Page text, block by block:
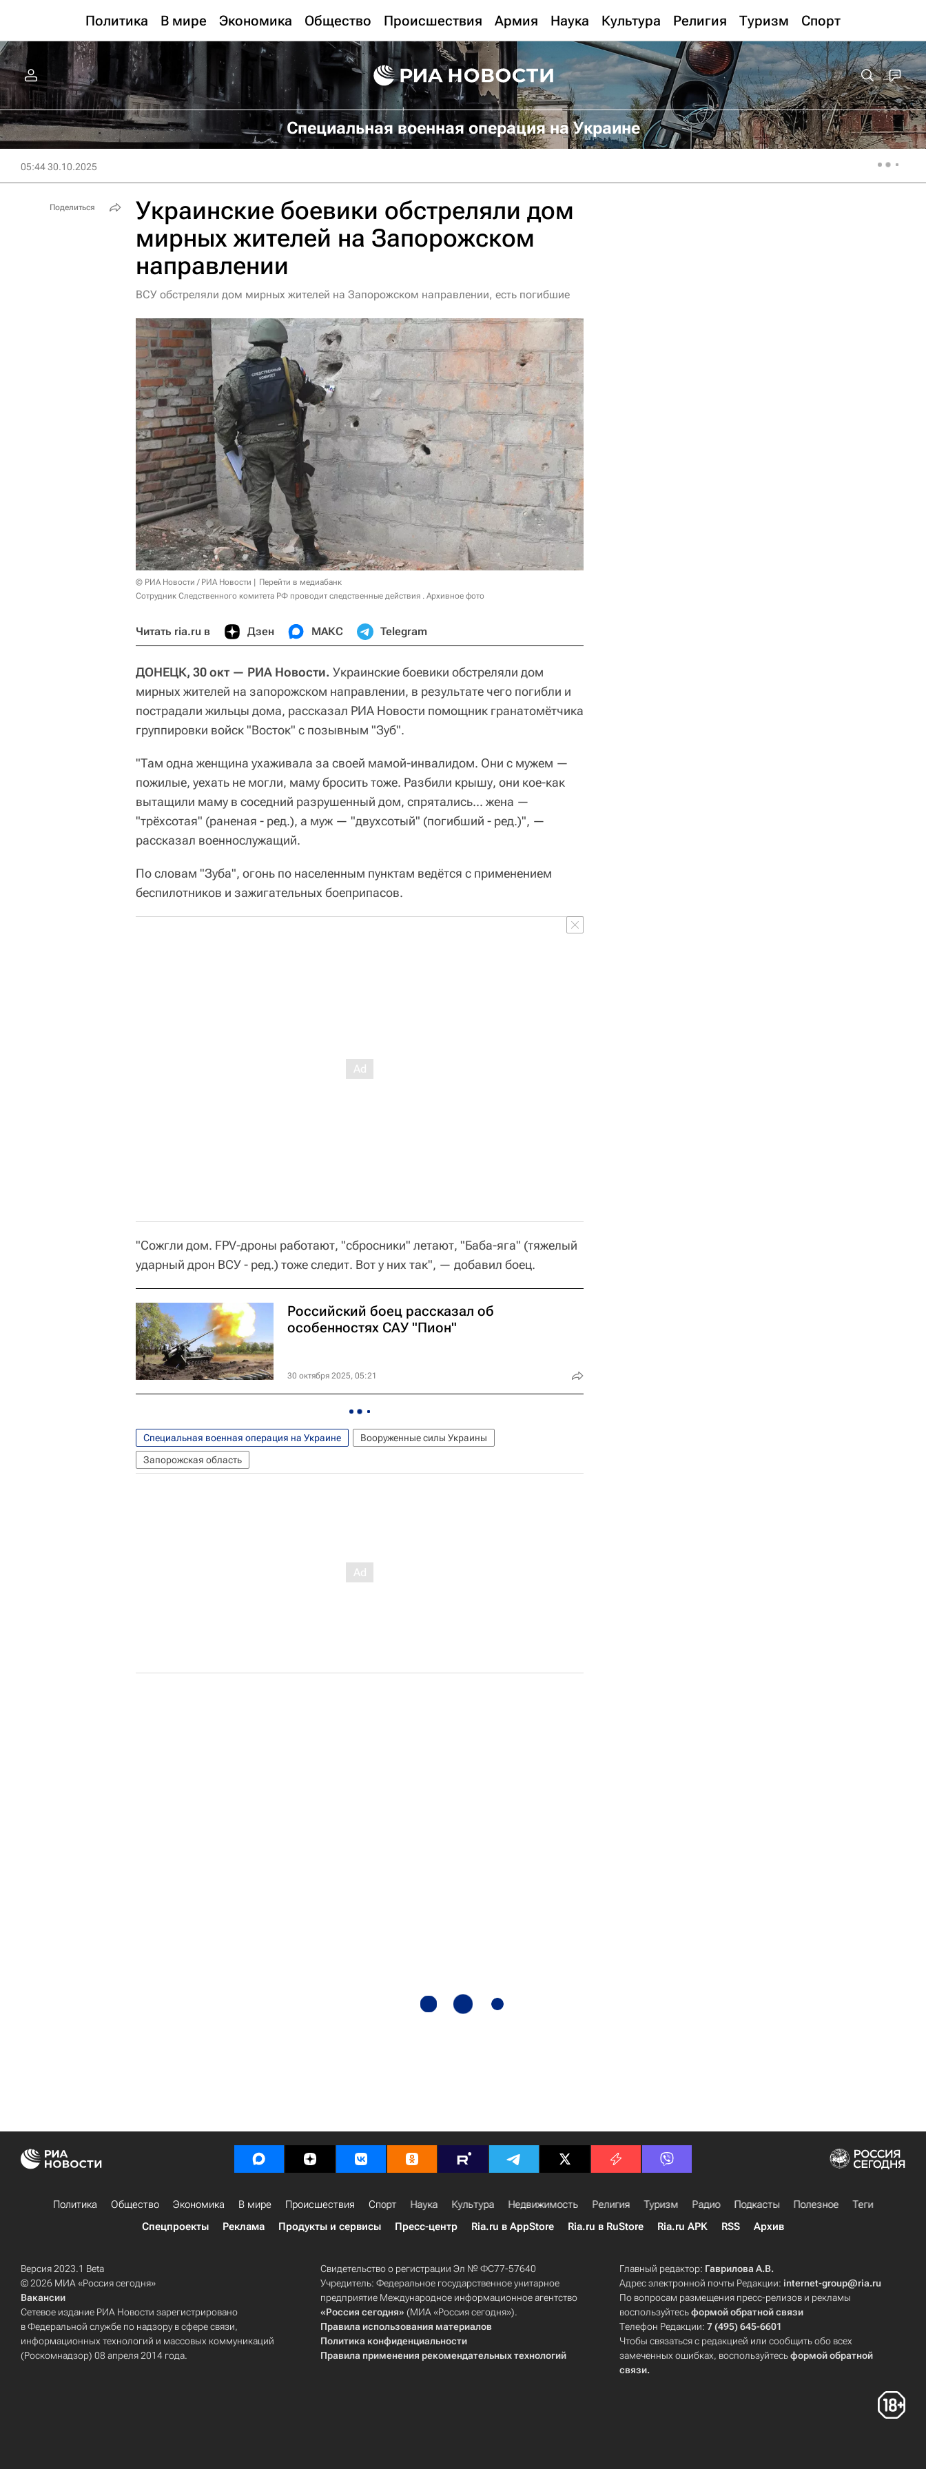
Политика В мире Экономика Общество Происшествия Армия Наука Культура Религия Туризм Спорт
Специальная военная операция на Украине
05:44 30.10.2025
Украинские боевики обстреляли дом
мирных жителей на Запорожском
направлении
ВСУ обстреляли дом мирных жителей на Запорожском направлении, есть погибшие
© РИА Новости / РИА Новости
Перейти в медиабанк
Сотрудник Следственного комитета РФ проводит следственные действия . Архивное фото
Читать ria.ru в Дзен МАКС Telegram
ДОНЕЦК, 30 окт — РИА Новости. Украинские боевики обстреляли дом
мирных жителей на запорожском направлении, в результате чего погибли и
пострадали жильцы дома, рассказал РИА Новости помощник гранатомётчика
группировки войск "Восток" с позывным "Зуб".
"Там одна женщина ухаживала за своей мамой-инвалидом. Они с мужем —
пожилые, уехать не могли, маму бросить тоже. Разбили крышу, они кое-как
вытащили маму в соседний разрушенный дом, спрятались... жена —
"трёхсотая" (раненая - ред.), а муж — "двухсотый" (погибший - ред.)", —
рассказал военнослужащий.
По словам "Зуба", огонь по населенным пунктам ведётся с применением
беспилотников и зажигательных боеприпасов.
"Сожгли дом. FPV-дроны работают, "сбросники" летают, "Баба-яга" (тяжелый
ударный дрон ВСУ - ред.) тоже следит. Вот у них так", — добавил боец.
Российский боец рассказал об
особенностях САУ "Пион"
30 октября 2025, 05:21
Специальная военная операция на Украине
Вооруженные силы Украины
Запорожская область
Поделиться
Политика Общество Экономика В мире Происшествия Спорт Наука Культура Недвижимость Религия Туризм Радио Подкасты Полезное
Теги
Спецпроекты
Реклама Продукты и сервисы Пресс-центр Ria.ru в AppStore Ria.ru в RuStore Ria.ru APK RSS Архив
Версия 2023.1 Beta
© 2026 МИА «Россия сегодня»
Вакансии
Сетевое издание РИА Новости зарегистрировано
в Федеральной службе по надзору в сфере связи,
информационных технологий и массовых коммуникаций
(Роскомнадзор) 08 апреля 2014 года.
Свидетельство о регистрации Эл № ФС77-57640
Учредитель: Федеральное государственное унитарное
предприятие Международное информационное агентство
«Россия сегодня» (МИА «Россия сегодня»).
Правила использования материалов
Политика конфиденциальности
Правила применения рекомендательных технологий
Главный редактор: Гаврилова А.В.
Адрес электронной почты Редакции:internet-group@ria.ru
По вопросам размещения пресс-релизов и рекламы
воспользуйтесьформой обратной связи
Телефон Редакции:7 (495) 645-6601
Чтобы связаться с редакцией или сообщить обо всех
замеченных ошибках, воспользуйтесьформой обратной
связи.